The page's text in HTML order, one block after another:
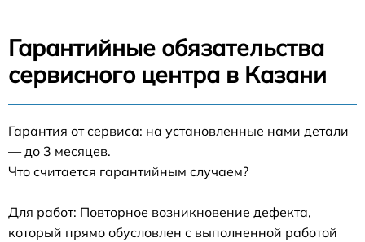
Гарантийные обязательства
сервисного центра в Казани
Гарантия от сервиса: на установленные нами детали
— до 3 месяцев.
Что считается гарантийным случаем?
Для работ: Повторное возникновение дефекта,
который прямо обусловлен с выполненной работой